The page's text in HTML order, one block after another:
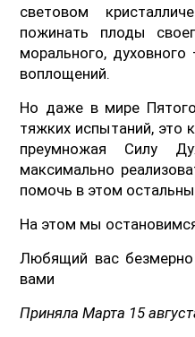
световом
пожинать плоды
морального,
воплощений.
Но даже в мире Пятого
тяжких испытаний, это
преумножая Силу
максимально
помочь в этом
На этом мы
Любящий вас
вами
Приняла Марта 15